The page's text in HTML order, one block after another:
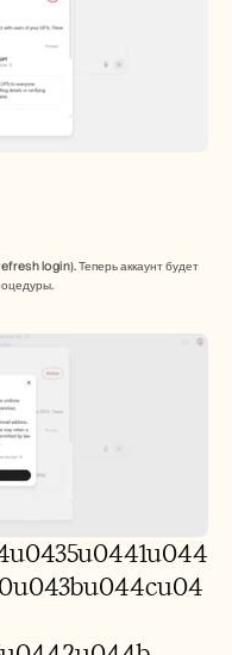
login). Теперь аккаунт будет